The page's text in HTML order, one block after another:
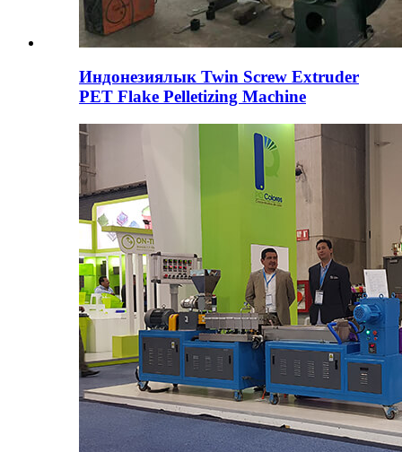
Индонезиялык Twin Screw Extruder
PET Flake Pelletizing Machine